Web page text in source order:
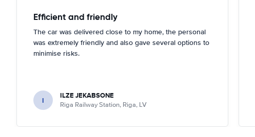
Efficient and friendly
The car was delivered close to my home, the personal
was extremely friendly and also gave several options to
minimise risks.
I ILZE JEKABSONE
Riga Railway Station, Riga, LV